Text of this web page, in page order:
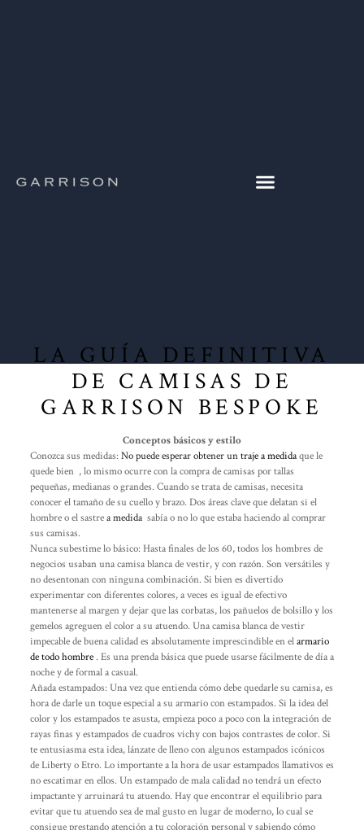
LA GUÍA DEFINITIVA
DE CAMISAS DE
GARRISON BESPOKE
Conceptos básicos y estilo
Conozca sus medidas: No puede esperar obtener untraje a medidaque le
quede bien , lo mismo ocurre con la compra de camisas por tallas
pequeñas, medianas o grandes. Cuando se trata de camisas, necesita
conocer el tamaño de su cuello y brazo. Dos áreas clave que delatan si el
hombre o el sastrea medidasabía o no lo que estaba haciendo al comprar
sus camisas.
Nunca subestime lo básico: Hasta finales de los 60, todos los hombres de
negocios usaban una camisa blanca de vestir, y con razón. Son versátiles y
no desentonan con ninguna combinación. Si bien es divertido
experimentar con diferentes colores, a veces es igual de efectivo
mantenerse al margen y dejar que las corbatas, los pañuelos de bolsillo y los
gemelos agreguen el color a su atuendo. Una camisa blanca de vestir
impecable de buena calidad es absolutamente imprescindible en elarmario
de todo hombre. Es una prenda básica que puede usarse fácilmente de día a
noche y de formal a casual.
Añada estampados: Una vez que entienda cómo debe quedarle su camisa, es
hora de darle un toque especial a su armario con estampados. Si la idea del
color y los estampados te asusta, empieza poco a poco con la integración de
rayas finas y estampados de cuadros vichy con bajos contrastes de color. Si
te entusiasma esta idea, lánzate de lleno con algunos estampados icónicos
de Liberty o Etro. Lo importante a la hora de usar estampados llamativos es
no escatimar en ellos. Un estampado de mala calidad no tendrá un efecto
impactante y arruinará tu atuendo. Hay que encontrar el equilibrio para
evitar que tu atuendo sea de mal gusto en lugar de moderno, lo cual se
consigue prestando atención a tu coloración personal y sabiendo cómo